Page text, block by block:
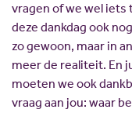
vragen of we wel iets
deze dankdag ook
zo gewoon, maar in
meer de realiteit. En
moeten we ook
vraag aan jou: waar